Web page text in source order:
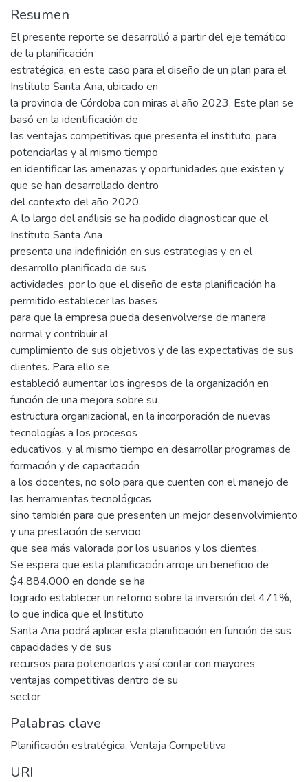
Resumen
El presente reporte se desarrolló a partir del eje temático
de la planificación
estratégica, en este caso para el diseño de un plan para el
Instituto Santa Ana, ubicado en
la provincia de Córdoba con miras al año 2023. Este plan se
basó en la identificación de
las ventajas competitivas que presenta el instituto, para
potenciarlas y al mismo tiempo
en identificar las amenazas y oportunidades que existen y
que se han desarrollado dentro
del contexto del año 2020.
A lo largo del análisis se ha podido diagnosticar que el
Instituto Santa Ana
presenta una indefinición en sus estrategias y en el
desarrollo planificado de sus
actividades, por lo que el diseño de esta planificación ha
permitido establecer las bases
para que la empresa pueda desenvolverse de manera
normal y contribuir al
cumplimiento de sus objetivos y de las expectativas de sus
clientes. Para ello se
estableció aumentar los ingresos de la organización en
función de una mejora sobre su
estructura organizacional, en la incorporación de nuevas
tecnologías a los procesos
educativos, y al mismo tiempo en desarrollar programas de
formación y de capacitación
a los docentes, no solo para que cuenten con el manejo de
las herramientas tecnológicas
sino también para que presenten un mejor desenvolvimiento
y una prestación de servicio
que sea más valorada por los usuarios y los clientes.
Se espera que esta planificación arroje un beneficio de
$4.884.000 en donde se ha
logrado establecer un retorno sobre la inversión del 471%,
lo que indica que el Instituto
Santa Ana podrá aplicar esta planificación en función de sus
capacidades y de sus
recursos para potenciarlos y así contar con mayores
ventajas competitivas dentro de su
sector
Palabras clave
Planificación estratégica, Ventaja Competitiva
URI